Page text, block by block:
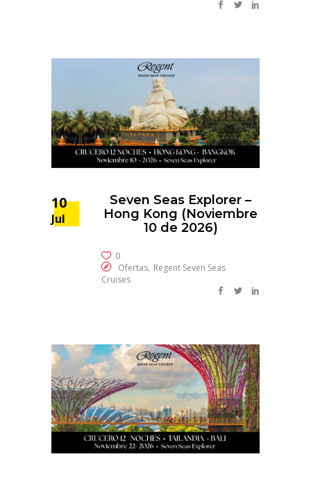
10
Jul
Seven Seas Explorer –
Hong Kong (Noviembre
10 de 2026)
0
Ofertas, Regent Seven Seas
Cruises